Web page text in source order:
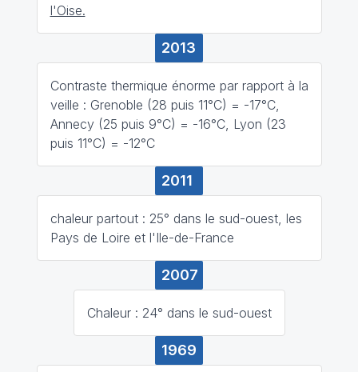
l'Oise.
2013
Contraste thermique énorme par rapport à la
veille : Grenoble (28 puis 11°C) = -17°C,
Annecy (25 puis 9°C) = -16°C, Lyon (23
puis 11°C) = -12°C
2011
chaleur partout : 25° dans le sud-ouest, les
Pays de Loire et l'Ile-de-France
2007
Chaleur : 24° dans le sud-ouest
1969